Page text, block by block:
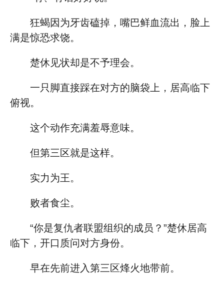
狂蝎因为牙齿磕掉，嘴巴鲜血流出，脸上
满是惊恐求饶。
楚休见状却是不予理会。
一只脚直接踩在对方的脑袋上，居高临下
俯视。
这个动作充满羞辱意味。
但第三区就是这样。
实力为王。
败者食尘。
“你是复仇者联盟组织的成员？”楚休居高
临下，开口质问对方身份。
早在先前进入第三区烽火地带前。